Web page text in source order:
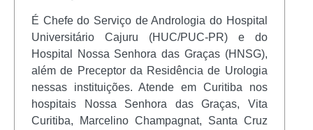
É Chefe do Serviço de Andrologia do Hospital
Universitário Cajuru (HUC/PUC-PR) e do
Hospital Nossa Senhora das Graças (HNSG),
além de Preceptor da Residência de Urologia
nessas instituições. Atende em Curitiba nos
hospitais Nossa Senhora das Graças, Vita
Curitiba, Marcelino Champagnat, Santa Cruz